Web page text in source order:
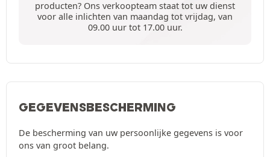
producten? Ons verkoopteam staat tot uw dienst
voor alle inlichten van maandag tot vrijdag, van
09.00 uur tot 17.00 uur.
GEGEVENSBESCHERMING
De bescherming van uw persoonlijke gegevens is voor
ons van groot belang.